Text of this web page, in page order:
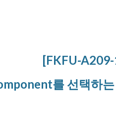
[FKFU-
를 선택하